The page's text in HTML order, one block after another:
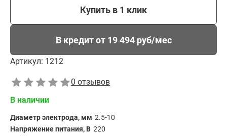
Купить в 1 клик
В кредит от 19 494 руб/мес
Артикул: 1212
0 отзывов
В наличии
Диаметр электрода, мм 2.5-10
Напряжение питания, В 220